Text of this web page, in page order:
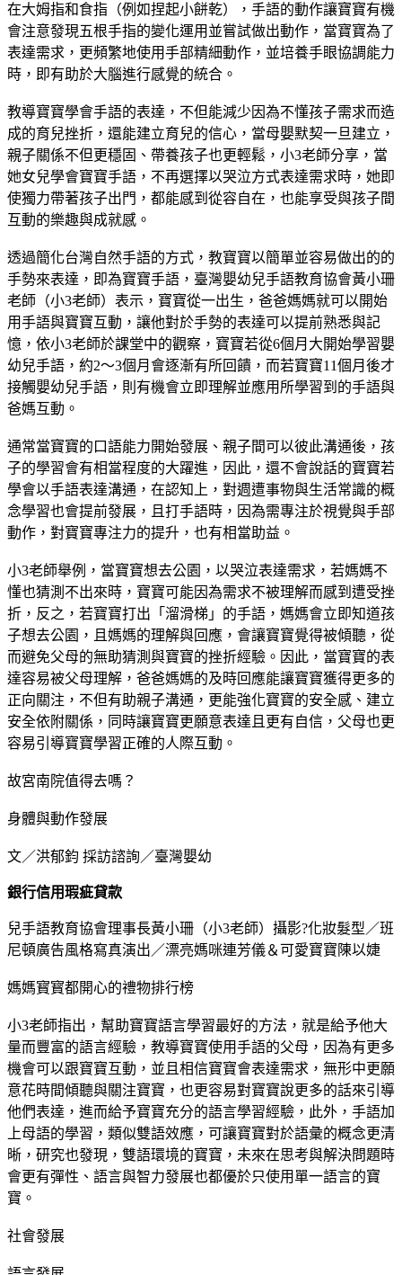
在大姆指和食指（例如捏起小餅乾），手語的動作讓寶寶有機
會注意發現五根手指的變化運用並嘗試做出動作，當寶寶為了
表達需求，更頻繁地使用手部精細動作，並培養手眼協調能力
時，即有助於大腦進行感覺的統合。
教導寶寶學會手語的表達，不但能減少因為不懂孩子需求而造
成的育兒挫折，還能建立育兒的信心，當母嬰默契一旦建立，
親子關係不但更穩固、帶養孩子也更輕鬆，小3老師分享，當
她女兒學會寶寶手語，不再選擇以哭泣方式表達需求時，她即
使獨力帶著孩子出門，都能感到從容自在，也能享受與孩子間
互動的樂趣與成就感。
透過簡化台灣自然手語的方式，教寶寶以簡單並容易做出的的
手勢來表達，即為寶寶手語，臺灣嬰幼兒手語教育協會黃小珊
老師（小3老師）表示，寶寶從一出生，爸爸媽媽就可以開始
用手語與寶寶互動，讓他對於手勢的表達可以提前熟悉與記
憶，依小3老師於課堂中的觀察，寶寶若從6個月大開始學習嬰
幼兒手語，約2～3個月會逐漸有所回饋，而若寶寶11個月後才
接觸嬰幼兒手語，則有機會立即理解並應用所學習到的手語與
爸媽互動。
通常當寶寶的口語能力開始發展、親子間可以彼此溝通後，孩
子的學習會有相當程度的大躍進，因此，還不會說話的寶寶若
學會以手語表達溝通，在認知上，對週遭事物與生活常識的概
念學習也會提前發展，且打手語時，因為需專注於視覺與手部
動作，對寶寶專注力的提升，也有相當助益。
小3老師舉例，當寶寶想去公園，以哭泣表達需求，若媽媽不
懂也猜測不出來時，寶寶可能因為需求不被理解而感到遭受挫
折，反之，若寶寶打出「溜滑梯」的手語，媽媽會立即知道孩
子想去公園，且媽媽的理解與回應，會讓寶寶覺得被傾聽，從
而避免父母的無助猜測與寶寶的挫折經驗。因此，當寶寶的表
達容易被父母理解，爸爸媽媽的及時回應能讓寶寶獲得更多的
正向關注，不但有助親子溝通，更能強化寶寶的安全感、建立
安全依附關係，同時讓寶寶更願意表達且更有自信，父母也更
容易引導寶寶學習正確的人際互動。
故宮南院值得去嗎？
身體與動作發展
文／洪郁鈞 採訪諮詢／臺灣嬰幼
銀行信用瑕疵貸款
兒手語教育協會理事長黃小珊（小3老師）攝影?化妝髮型／班
尼頓廣告風格寫真演出／漂亮媽咪連芳儀＆可愛寶寶陳以婕
媽媽寳寳都開心的禮物排行榜
小3老師指出，幫助寶寶語言學習最好的方法，就是給予他大
量而豐富的語言經驗，教導寶寶使用手語的父母，因為有更多
機會可以跟寶寶互動，並且相信寶寶會表達需求，無形中更願
意花時間傾聽與關注寶寶，也更容易對寶寶說更多的話來引導
他們表達，進而給予寶寶充分的語言學習經驗，此外，手語加
上母語的學習，類似雙語效應，可讓寶寶對於語彙的概念更清
晰，研究也發現，雙語環境的寶寶，未來在思考與解決問題時
會更有彈性、語言與智力發展也都優於只使用單一語言的寶
寶。
社會發展